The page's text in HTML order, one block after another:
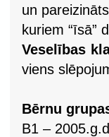
un
kuriem “īsā”
Veselības
viens
Bērnu
B1 –